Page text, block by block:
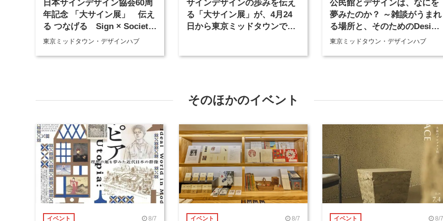
日本サインデザイン協会60周
年記念 「大サイン展」 伝え
る つなげる Sign × Society
× Story
東京ミッドタウン・デザインハブ
サインデザインの歩みを伝え
る「大サイン展」が、4月24
日から東京ミッドタウンで開
公民館とデザインは、なにを
夢みたのか？ ～雑談がうまれ
る場所と、そのためのDesign
をめぐって～
東京ミッドタウン・デザインハブ
そのほかのイベント
イベント 8/7 イベント 8/7 イベント 8/7